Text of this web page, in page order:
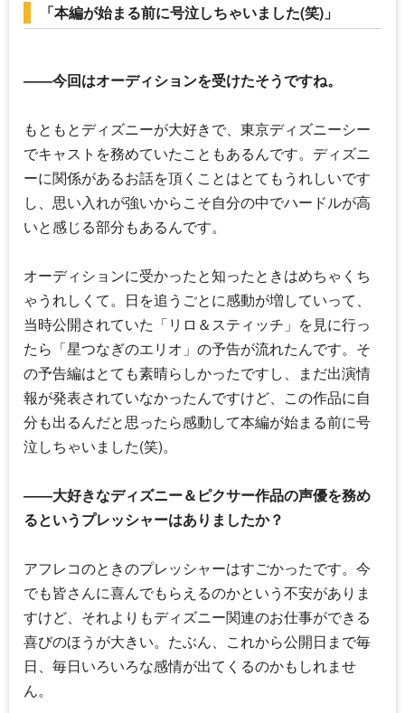
「本編が始まる前に号泣しちゃいました(笑)」
――今回はオーディションを受けたそうですね。
もともとディズニーが大好きで、東京ディズニーシー
でキャストを務めていたこともあるんです。ディズニ
ーに関係があるお話を頂くことはとてもうれしいです
し、思い入れが強いからこそ自分の中でハードルが高
いと感じる部分もあるんです。
オーディションに受かったと知ったときはめちゃくち
ゃうれしくて。日を追うごとに感動が増していって、
当時公開されていた「リロ＆スティッチ」を見に行っ
たら「星つなぎのエリオ」の予告が流れたんです。そ
の予告編はとても素晴らしかったですし、まだ出演情
報が発表されていなかったんですけど、この作品に自
分も出るんだと思ったら感動して本編が始まる前に号
泣しちゃいました(笑)。
――大好きなディズニー＆ピクサー作品の声優を務め
るというプレッシャーはありましたか？
アフレコのときのプレッシャーはすごかったです。今
でも皆さんに喜んでもらえるのかという不安がありま
すけど、それよりもディズニー関連のお仕事ができる
喜びのほうが大きい。たぶん、これから公開日まで毎
日、毎日いろいろな感情が出てくるのかもしれませ
ん。